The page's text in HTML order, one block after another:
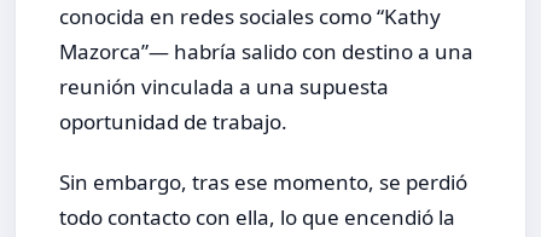
conocida en redes sociales como “Kathy
Mazorca”— habría salido con destino a una
reunión vinculada a una supuesta
oportunidad de trabajo.
Sin embargo, tras ese momento, se perdió
todo contacto con ella, lo que encendió la